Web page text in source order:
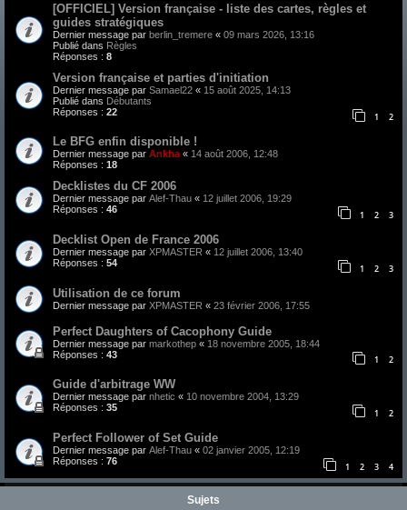
[OFFICIEL] Version française - liste des cartes, règles et
guides stratégiques
Dernier message par berlin_tremere « 09 mars 2026, 13:16
Publié dans Règles
Réponses : 8
Version française et parties d'initiation
Dernier message par Samael22 « 15 août 2025, 14:13
Publié dans Débutants
Réponses : 22 1 2
Le BFG enfin disponible !
Dernier message par Ankha« 14 août 2006, 12:48
Réponses : 18
Decklistes du CF 2006
Dernier message par Alef-Thau « 12 juillet 2006, 19:29
Réponses : 46 1 2 3
Decklist Open de France 2006
Dernier message par XPMASTER « 12 juillet 2006, 13:40
Réponses : 54 1 2 3
Utilisation de ce forum
Dernier message par XPMASTER « 23 février 2006, 17:55
Perfect Daughters of Cacophony Guide
Dernier message par markothep « 18 novembre 2005, 18:44
Réponses : 43 1 2
Guide d'arbitrage WW
Dernier message par nhetic « 10 novembre 2004, 13:29
Réponses : 35 1 2
Perfect Follower of Set Guide
Dernier message par Alef-Thau « 02 janvier 2005, 12:19
Réponses : 76 1 2 3 4
Sujets